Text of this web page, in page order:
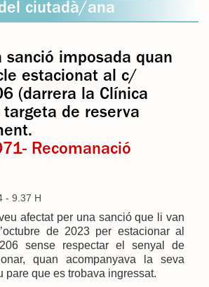
ciutadà/ana
sanció imposada quan
estacionat al c/
(darrera la Clínica
targeta de reserva
Recomanació
- 9.37 H
afectat per una sanció que li van
de 2023 per estacionar al
sense respectar el senyal de
quan acompanyava la seva
pare que es trobava ingressat.